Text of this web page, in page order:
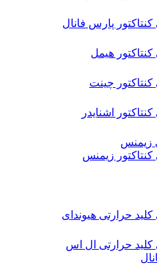
پارس فانال
هیمل
چینت
اشنایدر
زیمنس
کنتاکتور زیمنس
حرارتی هیوندای
کلید حرارتی ال اس